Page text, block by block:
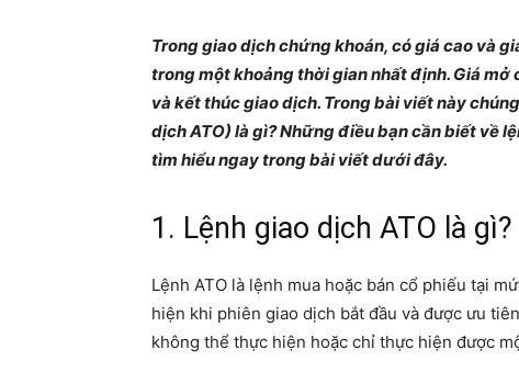
Trong giao dịch chứng khoán, có giá cao và
trong một khoảng thời gian nhất định. Giá
và kết thúc giao dịch. Trong bài viết này
dịch ATO) là gì? Những điều bạn cần biết về
tìm hiểu ngay trong bài viết dưới đây.
1. Lệnh giao dịch ATO là gì?
Lệnh ATO là lệnh mua hoặc bán cổ phiếu tại
hiện khi phiên giao dịch bắt đầu và được ưu
không thể thực hiện hoặc chỉ thực hiện được